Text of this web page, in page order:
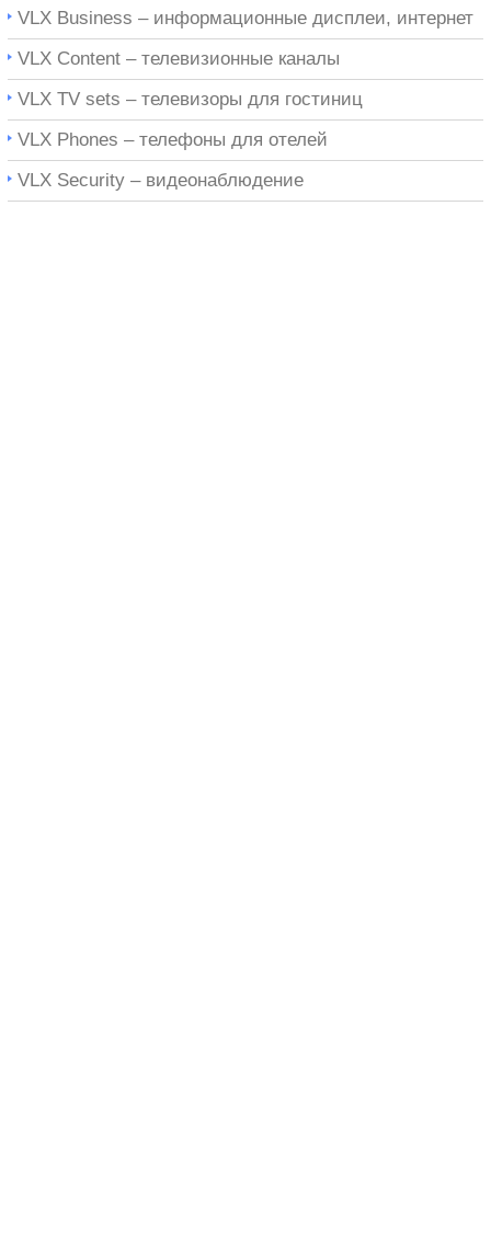
VLX Business – информационные дисплеи, интернет
VLX Content – телевизионные каналы
VLX TV sets – телевизоры для гостиниц
VLX Phones – телефоны для отелей
VLX Security – видеонаблюдение